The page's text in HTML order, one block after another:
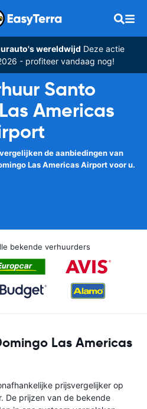
wereldwijd Deze actie
- profiteer vandaag nog!
Santo
Americas
de aanbiedingen van
Las Americas Airport voor u.
bekende verhuurders
Las Americas
prijsvergelijker op
De prijzen van de bekende